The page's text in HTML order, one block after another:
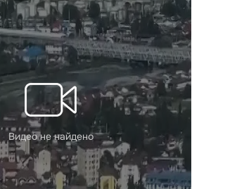
Видео не найдено